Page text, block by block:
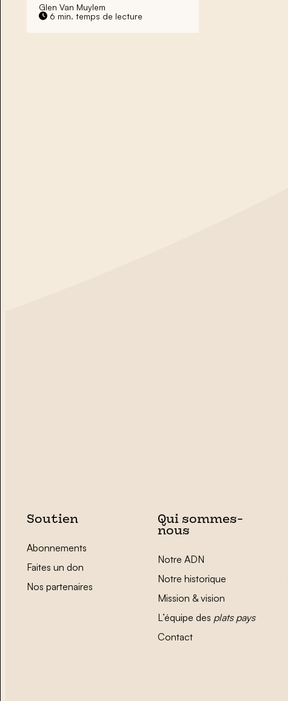
Glen Van Muylem
6 min. temps de lecture
Soutien
Abonnements
Faites un don
Nos partenaires
Qui sommes-
nous
Notre ADN
Notre historique
Mission & vision
L’équipe des plats pays
Contact